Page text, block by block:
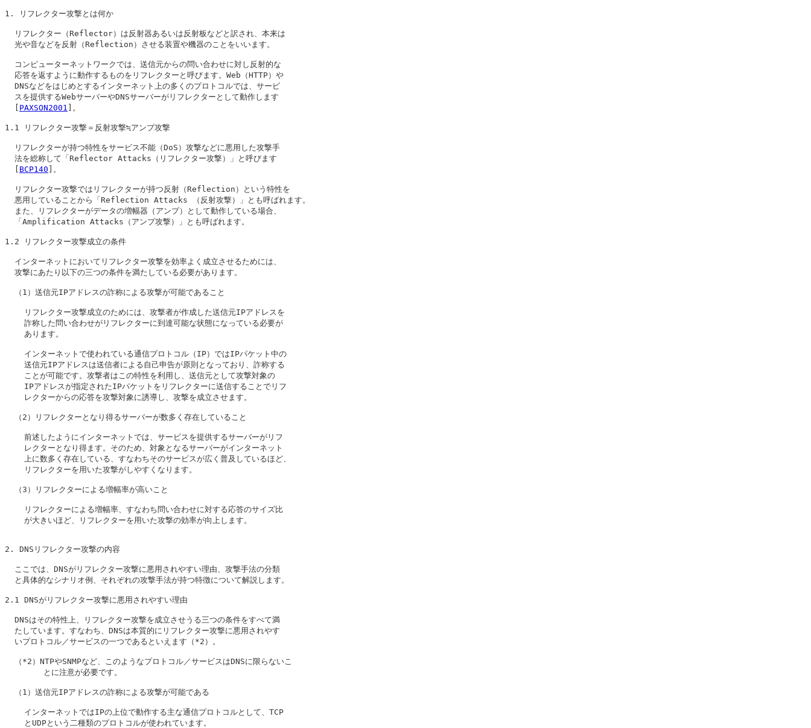
1. リフレクター攻撃とは何か
  リフレクター（Reflector）は反射器あるいは反射板などと訳され、本来は
  光や音などを反射（Reflection）させる装置や機器のことをいいます。
  コンピューターネットワークでは、送信元からの問い合わせに対し反射的な
  応答を返すように動作するものをリフレクターと呼びます。Web（HTTP）や
  DNSなどをはじめとするインターネット上の多くのプロトコルでは、サービ
  スを提供するWebサーバーやDNSサーバーがリフレクターとして動作します
PAXSON2001 ]。
1.1 リフレクター攻撃＝反射攻撃≒アンプ攻撃
  リフレクターが持つ特性をサービス不能（DoS）攻撃などに悪用した攻撃手
  法を総称して「Reflector Attacks（リフレクター攻撃）」と呼びます
BCP140 ]。
  リフレクター攻撃ではリフレクターが持つ反射（Reflection）という特性を
  悪用していることから「Reflection Attacks （反射攻撃）」とも呼ばれます。
  また、リフレクターがデータの増幅器（アンプ）として動作している場合、
  「Amplification Attacks（アンプ攻撃）」とも呼ばれます。
1.2 リフレクター攻撃成立の条件
  インターネットにおいてリフレクター攻撃を効率よく成立させるためには、
  攻撃にあたり以下の三つの条件を満たしている必要があります。
  （1）送信元IPアドレスの詐称による攻撃が可能であること
    リフレクター攻撃成立のためには、攻撃者が作成した送信元IPアドレスを
    詐称した問い合わせがリフレクターに到達可能な状態になっている必要が
    あります。
    インターネットで使われている通信プロトコル（IP）ではIPパケット中の
    送信元IPアドレスは送信者による自己申告が原則となっており、詐称する
    ことが可能です。攻撃者はこの特性を利用し、送信元として攻撃対象の
    IPアドレスが指定されたIPパケットをリフレクターに送信することでリフ
    レクターからの応答を攻撃対象に誘導し、攻撃を成立させます。
  （2）リフレクターとなり得るサーバーが数多く存在していること
    前述したようにインターネットでは、サービスを提供するサーバーがリフ
    レクターとなり得ます。そのため、対象となるサーバーがインターネット
    上に数多く存在している、すなわちそのサービスが広く普及しているほど、
    リフレクターを用いた攻撃がしやすくなります。
  （3）リフレクターによる増幅率が高いこと
    リフレクターによる増幅率、すなわち問い合わせに対する応答のサイズ比
    が大きいほど、リフレクターを用いた攻撃の効率が向上します。
2. DNSリフレクター攻撃の内容
  ここでは、DNSがリフレクター攻撃に悪用されやすい理由、攻撃手法の分類
  と具体的なシナリオ例、それぞれの攻撃手法が持つ特徴について解説します。
2.1 DNSがリフレクター攻撃に悪用されやすい理由
  DNSはその特性上、リフレクター攻撃を成立させうる三つの条件をすべて満
  たしています。すなわち、DNSは本質的にリフレクター攻撃に悪用されやす
  いプロトコル／サービスの一つであるといえます（*2）。
  （*2）NTPやSNMPなど、このようなプロトコル／サービスはDNSに限らないこ
        とに注意が必要です。
  （1）送信元IPアドレスの詐称による攻撃が可能である
    インターネットではIPの上位で動作する主な通信プロトコルとして、TCP
    とUDPという二種類のプロトコルが使われています。